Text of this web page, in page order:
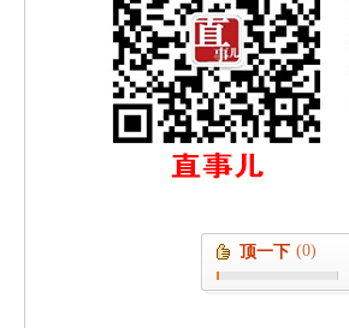
顶一下 (0)